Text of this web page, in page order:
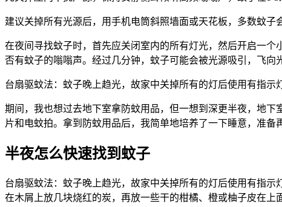
建议关掉所有光源后，用手机电筒斜照墙面或天花板，多数蚊子
在夜间寻找蚊子时，首先应关闭室内的所有灯光，然后开启一
否有蚊子的嗡嗡声。经过几分钟，蚊子可能会被光源吸引，飞向
台扇驱蚊法：蚊子晚上趋光，故家中关掉所有的灯后使用有指示
期间，我也想过去地下室拿防蚊用品，但一想到深更半夜，地
片和电蚊拍。拿到防蚊用品后，我简单地培养了一下睡意，准备
半夜怎么快速找到蚊子
台扇驱蚊法：蚊子晚上趋光，故家中关掉所有的灯后使用有指
在木屑上放几块烧红的炭，再放一些干的柑橘、橙或柚子皮在上